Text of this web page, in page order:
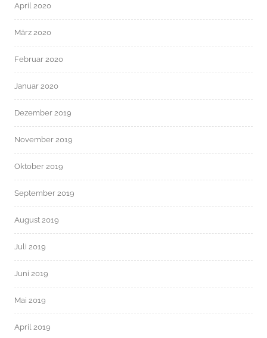
April 2020
März 2020
Februar 2020
Januar 2020
Dezember 2019
November 2019
Oktober 2019
September 2019
August 2019
Juli 2019
Juni 2019
Mai 2019
April 2019